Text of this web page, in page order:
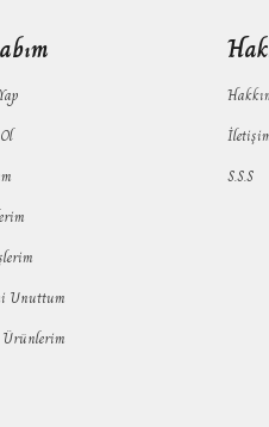
Unuttum
S.S.S